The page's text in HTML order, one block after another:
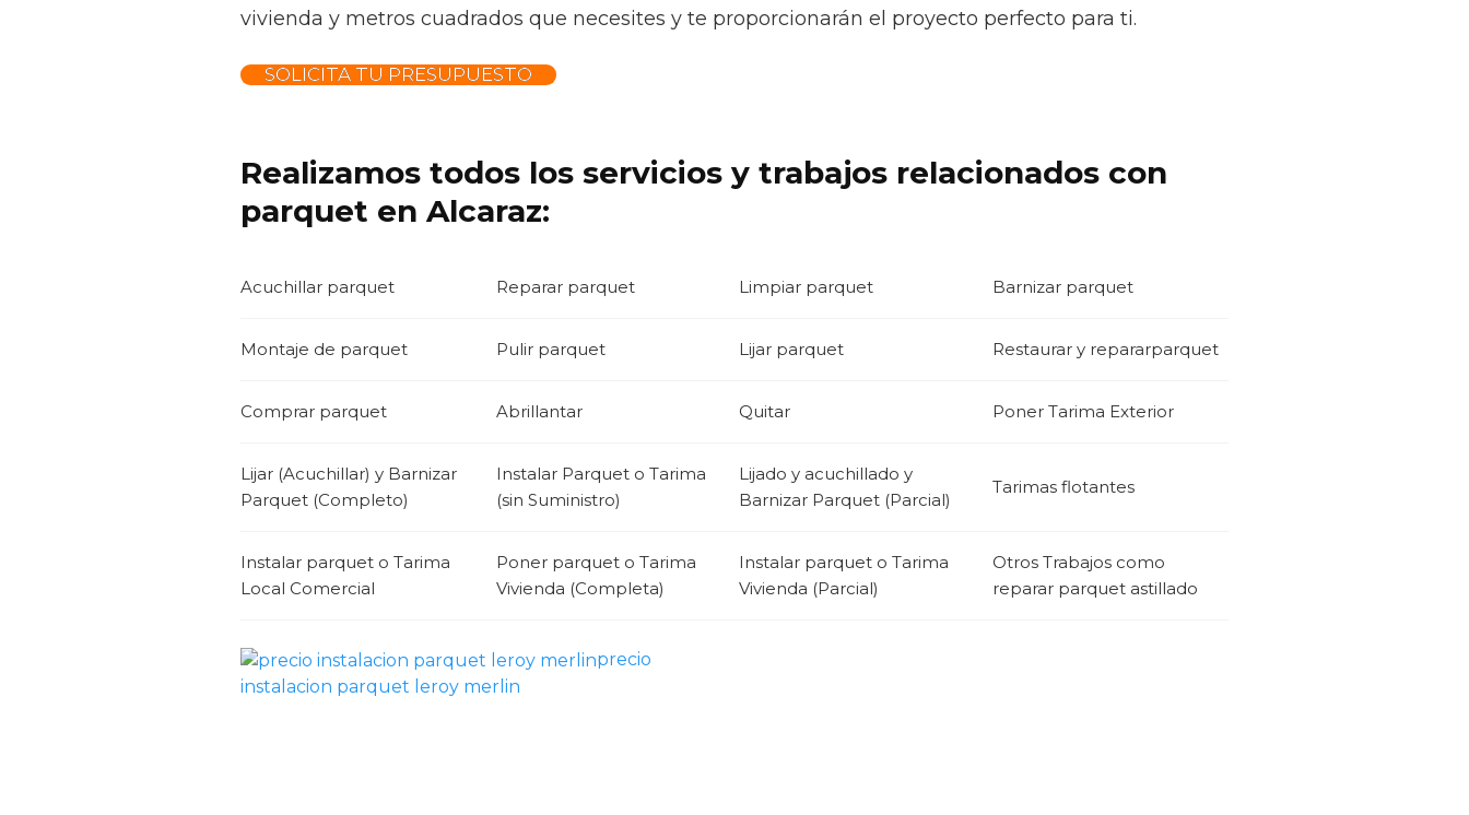
vivienda y metros cuadrados que necesites y te proporcionarán el proyecto perfecto para ti.
SOLICITA TU PRESUPUESTO
Realizamos todos los servicios y trabajos relacionados con
parquet en Alcaraz:
Acuchillar parquet Reparar parquet Limpiar parquet Barnizar parquet
Montaje de parquet Pulir parquet Lijar parquet Restaurar y repararparquet
Comprar parquet Abrillantar Quitar Poner Tarima Exterior
Lijar (Acuchillar) y Barnizar
Parquet (Completo)
Instalar Parquet o Tarima
(sin Suministro)
Lijado y acuchillado y
Barnizar Parquet (Parcial)
Tarimas flotantes
Instalar parquet o Tarima
Local Comercial
Poner parquet o Tarima
Vivienda (Completa)
Instalar parquet o Tarima
Vivienda (Parcial)
Otros Trabajos como
reparar parquet astillado
precio
instalacion parquet leroy merlin